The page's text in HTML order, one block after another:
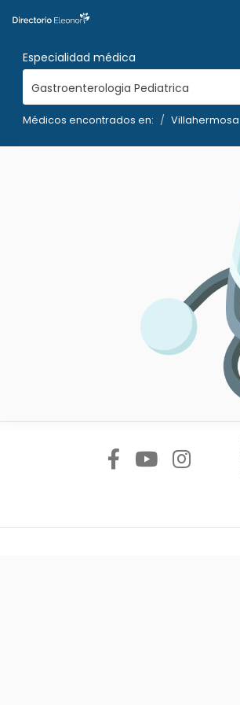
Especialidad médica
Gastroenterologia Pediatrica
Médicos encontrados en: Villahermosa